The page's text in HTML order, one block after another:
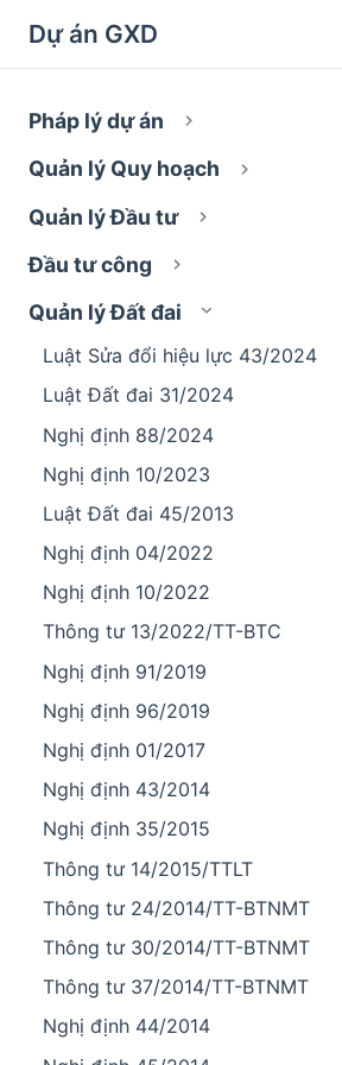
Dự án GXD
Pháp lý dự án
Quản lý Quy hoạch
Quản lý Đầu tư
Đầu tư công
Quản lý Đất đai
Luật Sửa đổi hiệu lực 43/2024
Luật Đất đai 31/2024
Nghị định 88/2024
Nghị định 10/2023
Luật Đất đai 45/2013
Nghị định 04/2022
Nghị định 10/2022
Thông tư 13/2022/TT-BTC
Nghị định 91/2019
Nghị định 96/2019
Nghị định 01/2017
Nghị định 43/2014
Nghị định 35/2015
Thông tư 14/2015/TTLT
Thông tư 24/2014/TT-BTNMT
Thông tư 30/2014/TT-BTNMT
Thông tư 37/2014/TT-BTNMT
Nghị định 44/2014